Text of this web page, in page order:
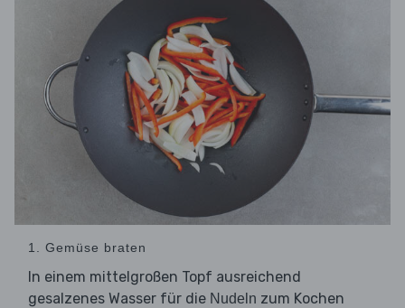
1. Gemüse braten
In einem mittelgroßen Topf ausreichend
gesalzenes Wasser für die Nudeln zum Kochen